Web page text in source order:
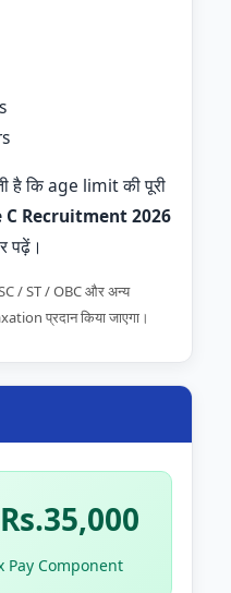
है कि age limit की पूरी
C Recruitment 2026
पढ़ें।
/ ST / OBC और अन्य
प्रदान किया जाएगा।
Pay Component